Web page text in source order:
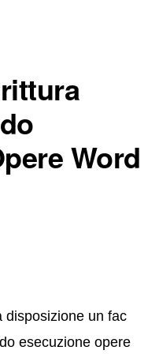
Word
disposizione un fac
esecuzione opere